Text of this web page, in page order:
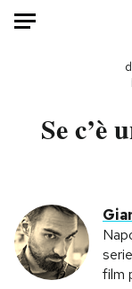
Politica
Tecnologia
Internet
Scienza
Se c’è
film